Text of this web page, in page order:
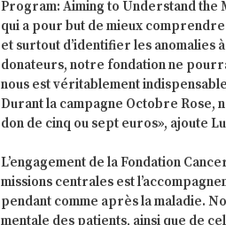
Program: Aiming to Understand
qui a pour but de mieux
et surtout d’identifier les anomalies
donateurs, notre fondation ne
nous est véritablement
Durant la campagne Octobre Rose,
don de cinq ou sept euros», ajoute
L’engagement de la Fondation
missions centrales est
pendant comme après la maladie.
mentale des patients, ainsi que de